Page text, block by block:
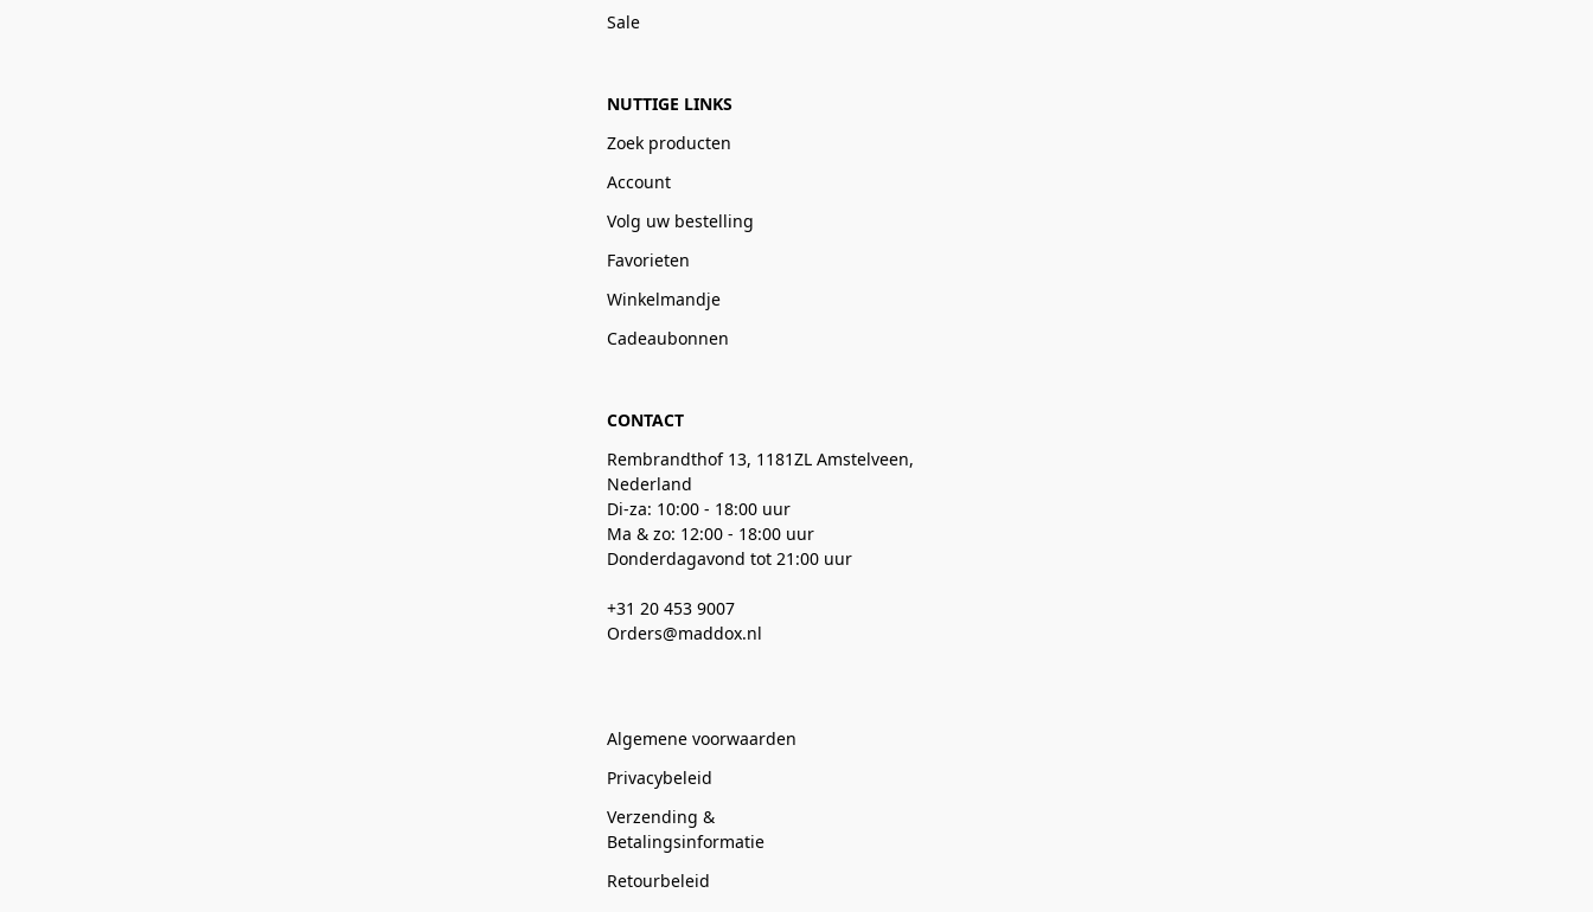
Sale
NUTTIGE LINKS
Zoek producten
Account
Volg uw bestelling
Favorieten
Winkelmandje
Cadeaubonnen
CONTACT
Rembrandthof 13, 1181ZL Amstelveen,
Nederland
Di-za: 10:00 - 18:00 uur
Ma & zo: 12:00 - 18:00 uur
Donderdagavond tot 21:00 uur
+31 20 453 9007
Orders@maddox.nl
Algemene voorwaarden
Privacybeleid
Verzending &
Betalingsinformatie
Retourbeleid